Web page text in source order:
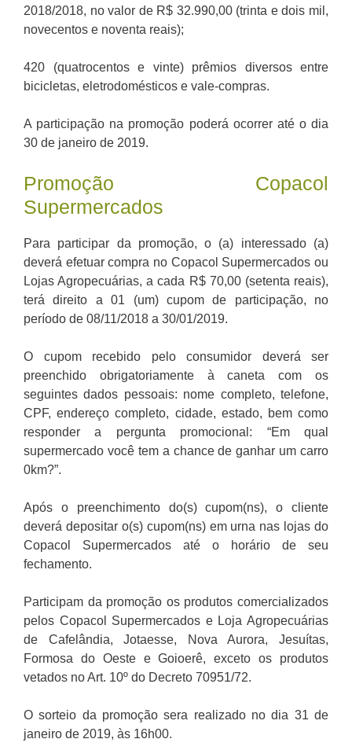
2018/2018, no valor de R$ 32.990,00 (trinta e dois mil,
novecentos e noventa reais);
420 (quatrocentos e vinte) prêmios diversos entre
bicicletas, eletrodomésticos e vale-compras.
A participação na promoção poderá ocorrer até o dia
30 de janeiro de 2019.
Promoção Copacol
Supermercados
Para participar da promoção, o (a) interessado (a)
deverá efetuar compra no Copacol Supermercados ou
Lojas Agropecuárias, a cada R$ 70,00 (setenta reais),
terá direito a 01 (um) cupom de participação, no
período de 08/11/2018 a 30/01/2019.
O cupom recebido pelo consumidor deverá ser
preenchido obrigatoriamente à caneta com os
seguintes dados pessoais: nome completo, telefone,
CPF, endereço completo, cidade, estado, bem como
responder a pergunta promocional: “Em qual
supermercado você tem a chance de ganhar um carro
0km?”.
Após o preenchimento do(s) cupom(ns), o cliente
deverá depositar o(s) cupom(ns) em urna nas lojas do
Copacol Supermercados até o horário de seu
fechamento.
Participam da promoção os produtos comercializados
pelos Copacol Supermercados e Loja Agropecuárias
de Cafelândia, Jotaesse, Nova Aurora, Jesuítas,
Formosa do Oeste e Goioerê, exceto os produtos
vetados no Art. 10º do Decreto 70951/72.
O sorteio da promoção sera realizado no dia 31 de
janeiro de 2019, às 16h00.